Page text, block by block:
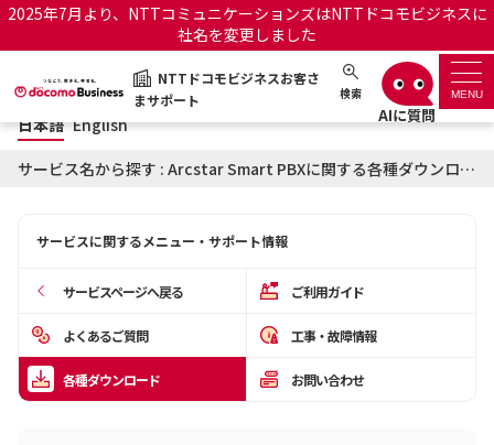
2025年7月より、NTTコミュニケーションズはNTTドコモビジネスに
社名を変更しました
NTTドコモビジネスお客さ
まサポート
検索 MENU
NTTドコモビジネスお客さまサポート 日本語 English
サポートトップ
お知らせ サポートサイトの使い方
OCNのお客さまはこちら
工事・故障情報通知サー
日本語 English
サービス名から探す : Arcstar Smart PBXに関する各種ダウンロード
サービスに関するメニュー・サポート情報
サービスページへ戻る ご利用ガイド
よくあるご質問 工事・故障情報
各種ダウンロード お問い合わせ